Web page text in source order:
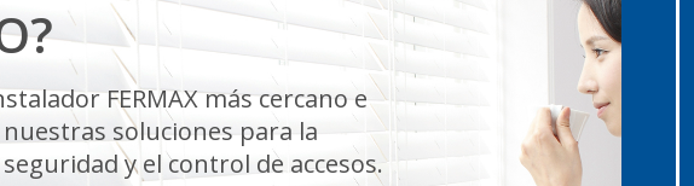
FERMAX más cercano e
soluciones para la
y el control de accesos.